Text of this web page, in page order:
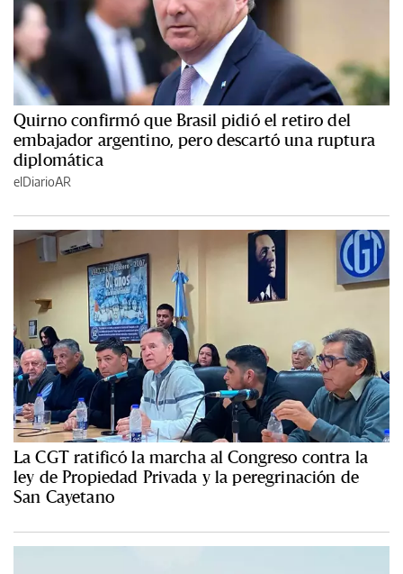
Quirno confirmó que Brasil pidió el retiro del
embajador argentino, pero descartó una ruptura
diplomática
elDiarioAR
La CGT ratificó la marcha al Congreso contra la
ley de Propiedad Privada y la peregrinación de
San Cayetano